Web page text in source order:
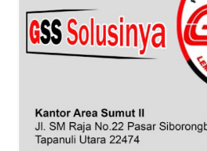
WN
PAPUA
WN
RIAU